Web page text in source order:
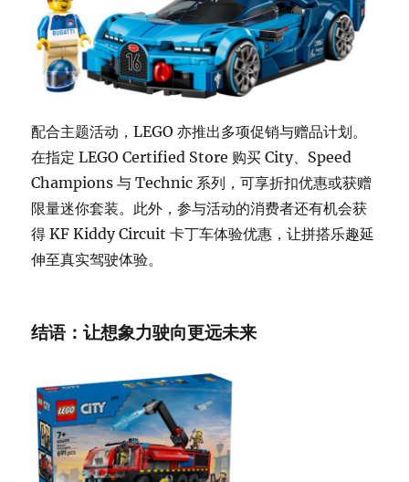
配合主题活动，LEGO 亦推出多项促销与赠品计划。
在指定 LEGO Certified Store 购买 City、Speed
Champions 与 Technic 系列，可享折扣优惠或获赠
限量迷你套装。此外，参与活动的消费者还有机会获
得 KF Kiddy Circuit 卡丁车体验优惠，让拼搭乐趣延
伸至真实驾驶体验。
结语：让想象力驶向更远未来